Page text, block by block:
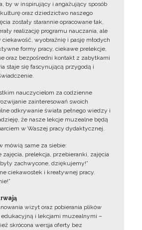
by w inspirujący i angażujący sposób
oraz dziedzictwo naszego
zostały starannie opracowane tak,
realizację programu nauczania, ale
ciekawość, wyobraźnię i pasję młodych
formy pracy, ciekawe prelekcje,
oraz bezpośredni kontakt z zabytkami
staje się fascynującą przygodą i
nauczycielom za codzienne
zainteresowań swoich
odkrywanie świata pełnego wiedzy i
że nasze lekcje muzealne będą
w Waszej pracy dydaktycznej.
mówią same za siebie:
zajęcia, prelekcja, przebieranki, zajęcia
zachwycone, dziękujemy!”
ciekawostek i kreatywnej pracy.
wizyt oraz pobierania plików
edukacyjną i lekcjami muzealnymi –
skrócona wersja oferty bez